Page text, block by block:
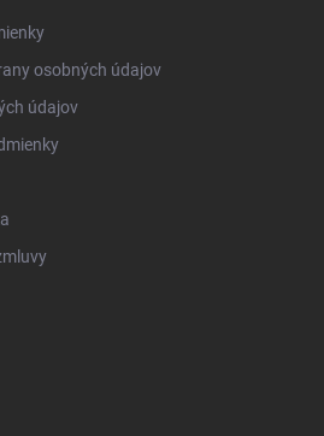
osobných údajov
údajov